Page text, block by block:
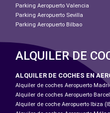
Parking Aeropuerto Valencia
Parking Aeropuerto Sevilla
Parking Aeropuerto Bilbao
ALQUILER DE
ALQUILER DE COCHES EN
Alquiler de coches Aeropuerto
Alquiler de coches Aeropuerto
Alquiler de coche Aeropuerto Ibiza